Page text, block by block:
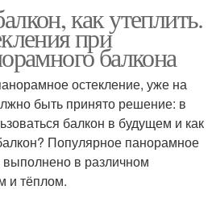
как утеплить.
при
балкона
остекление, уже на
быть принято решение: в
балкон в будущем и как
Популярное панорамное
в различном
и тёплом.